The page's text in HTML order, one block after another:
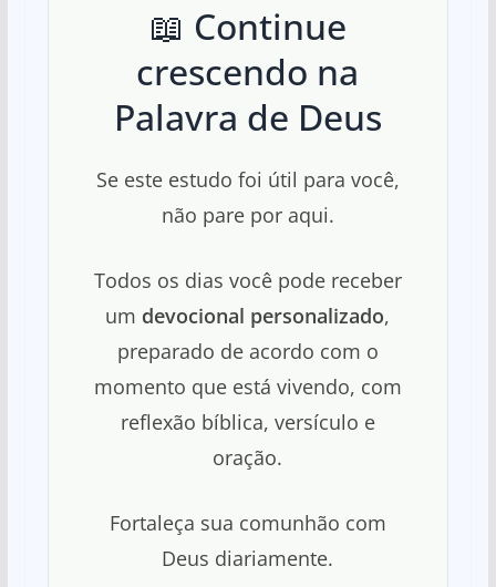
📖 Continue
crescendo na
Palavra de Deus
Se este estudo foi útil para você,
não pare por aqui.
Todos os dias você pode receber
um devocional personalizado,
preparado de acordo com o
momento que está vivendo, com
reflexão bíblica, versículo e
oração.
Fortaleça sua comunhão com
Deus diariamente.